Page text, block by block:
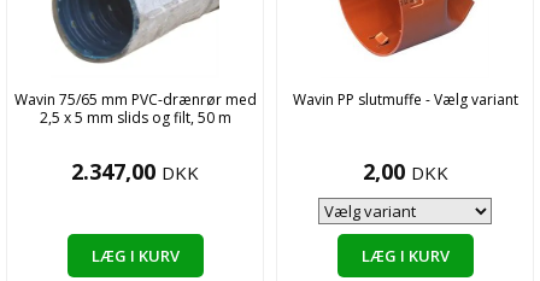
Wavin 75/65 mm PVC-drænrør med
2,5 x 5 mm slids og filt, 50 m
2.347,00 DKK
LÆG I KURV
Wavin PP slutmuffe - Vælg variant
2,00 DKK
LÆG I KURV